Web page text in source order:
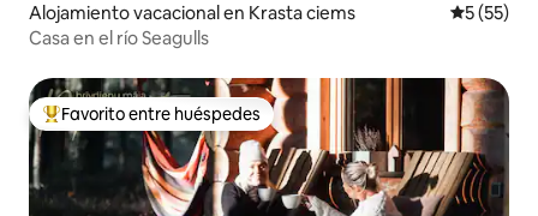
Alojamiento vacacional en Krasta ciems
5 (55)
Casa en el río Seagulls
Favorito entre huéspedes preferido
Favorito entre huéspedes